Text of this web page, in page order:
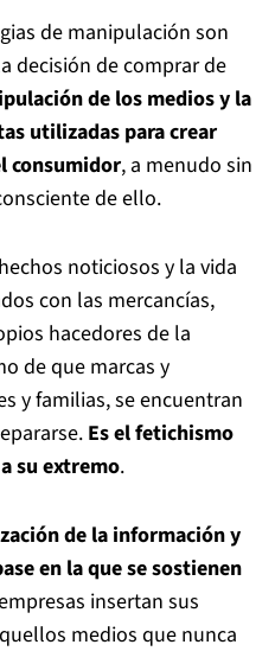
de manipulación son
decisión de comprar de
de los medios y la
utilizadas para crear
consumidor, a menudo sin
de ello.
noticiosos y la vida
con las mercancías,
hacedores de la
de que marcas y
y familias, se encuentran
Es el fetichismo
su extremo.
de la información y
en la que se sostienen
insertan sus
medios que nunca